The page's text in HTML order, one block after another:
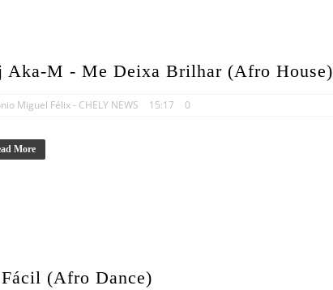
Aka-M - Me Deixa Brilhar (Afro House)
Miguel Félix - CHELY NEWS 15:17 0
More
(Afro Dance)